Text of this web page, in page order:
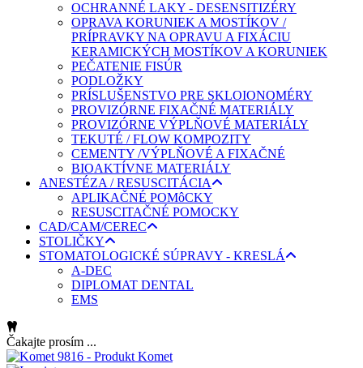
OCHRANNÉ LAKY - DESENSITIZÉRY
OPRAVA KORUNIEK A MOSTÍKOV /
PRÍPRAVKY NA OPRAVU A FIXÁCIU
KERAMICKÝCH MOSTÍKOV A KORUNIEK
PEČATENIE FISÚR
PODLOŽKY
PRÍSLUŠENSTVO PRE SKLOIONOMÉRY
PROVIZÓRNE FIXAČNÉ MATERIÁLY
PROVIZÓRNE VÝPLŇOVÉ MATERIÁLY
TEKUTÉ / FLOW KOMPOZITY
CEMENTY /VÝPLŇOVÉ A FIXAČNÉ
BIOAKTÍVNE MATERIÁLY
ANESTÉZA / RESUSCITÁCIA
APLIKAČNÉ POMôCKY
RESUSCITAČNÉ POMOCKY
CAD/CAM/CEREC
STOLIČKY
STOMATOLOGICKÉ SÚPRAVY - KRESLÁ
A-DEC
DIPLOMAT DENTAL
EMS
Čakajte prosím ...